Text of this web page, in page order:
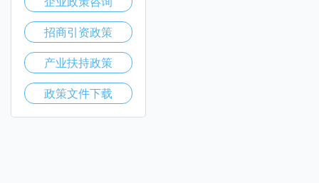
招商引资政策
产业扶持政策
政策文件下载